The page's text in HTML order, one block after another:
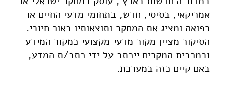
אמריקאי, בסיסי, חדש, בתחומי מדעי החיים או
רפואה ומציג את המחקר ותוצאותיו באור חיובי.
הסיקור מציין מקור מדעי מקצועי כמקור המידע
ובמרבית המקרים ייכתב על ידי כתב/ת המדע,
באם קיים כזה במערכת.